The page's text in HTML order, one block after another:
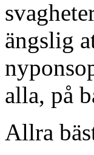
ängslig
alla, på
Allra